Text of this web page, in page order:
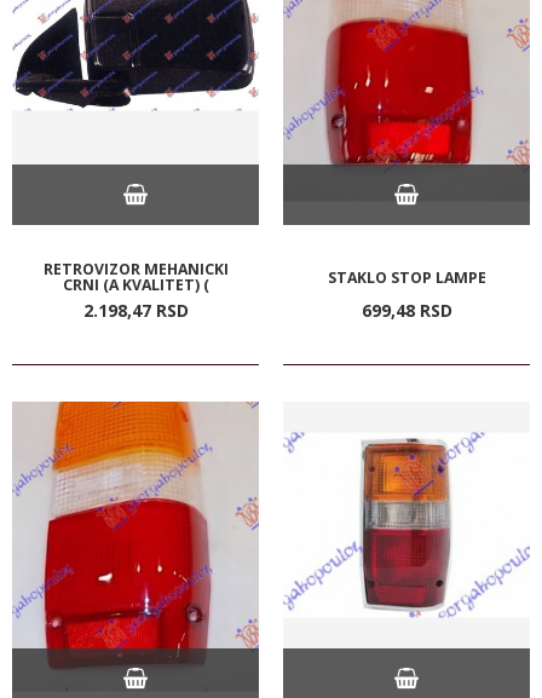
RETROVIZOR MEHANICKI
CRNI (A KVALITET) (
2.198,47 RSD
STAKLO STOP LAMPE
699,48 RSD